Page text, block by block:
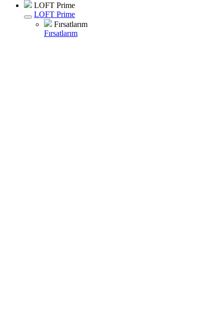
LOFT Prime
LOFT Prime
Fırsatlarım
Fırsatlarım